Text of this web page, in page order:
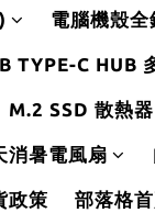
電腦機殼
TYPE-C HUB
M.2 SSD 散熱器
消暑電風扇
政策 部落格